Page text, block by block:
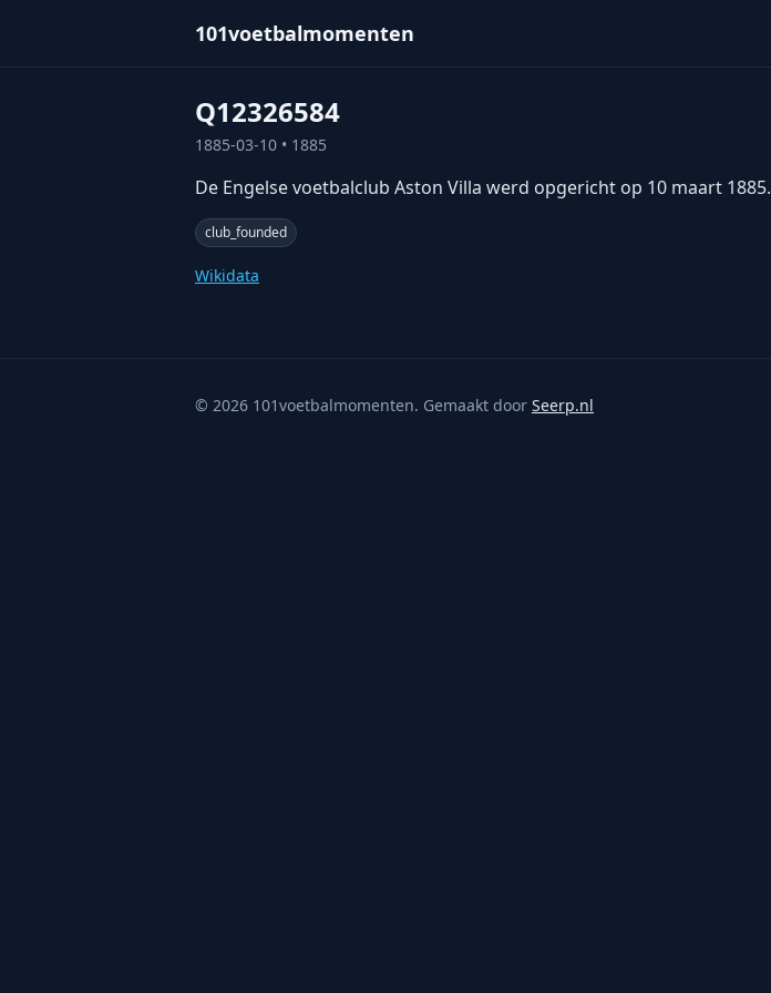
101voetbalmomenten
Q12326584
1885-03-10 • 1885
De Engelse voetbalclub Aston Villa werd opgericht op 10 maart 1885.
club_founded
Wikidata
© 2026 101voetbalmomenten. Gemaakt door Seerp.nl